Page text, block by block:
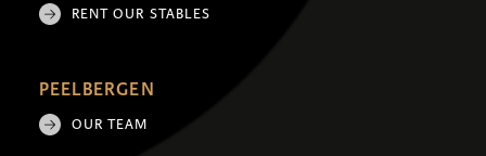
RENT OUR STABLES
PEELBERGEN
OUR TEAM